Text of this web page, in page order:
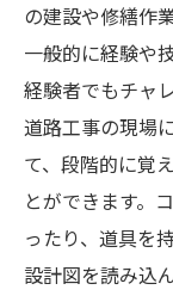
の建設や修繕作
一般的に経験や
経験者でもチャ
道路工事の現場
て、段階的に覚
とができます。
ったり、道具を
設計図を読み込